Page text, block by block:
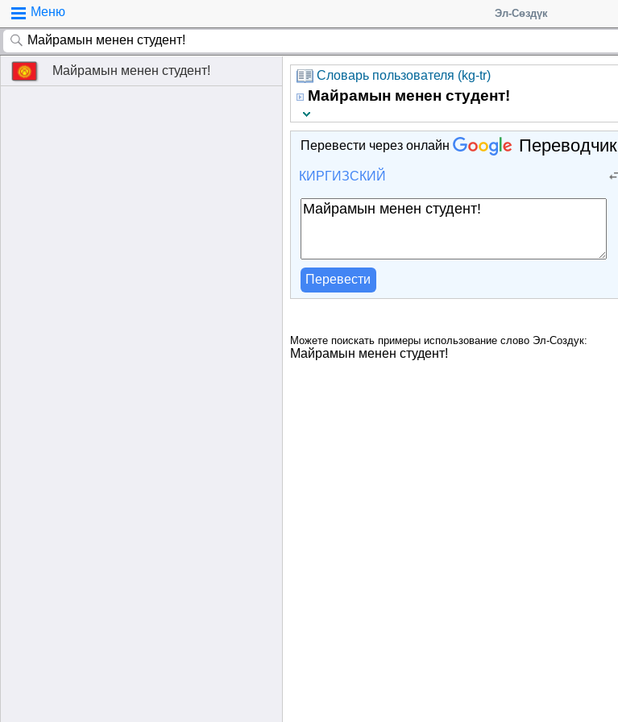
Меню Эл-Сөздүк
Майрамын менен студент! Словарь пользователя (kg-tr)
Майрамын менен студент!
Перевести через онлайн Переводчик
КИРГИЗСКИЙ
Перевести
Можете поискать примеры использование слово Эл-Создук:
Майрамын менен студент!